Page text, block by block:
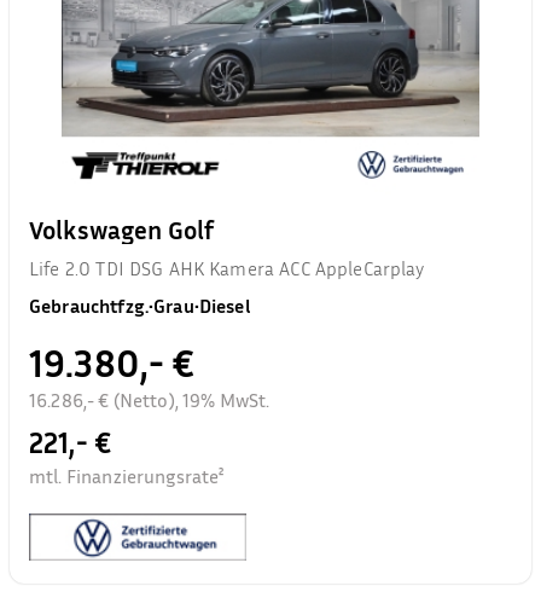
Volkswagen Golf
Life 2.0 TDI DSG AHK Kamera ACC AppleCarplay
Gebrauchtfzg.•Grau•Diesel
19.380,- €
16.286,- € (Netto), 19% MwSt.
221,- €
mtl. Finanzierungsrate²